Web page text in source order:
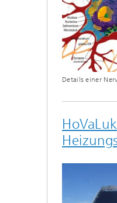
ALLE
Details einer